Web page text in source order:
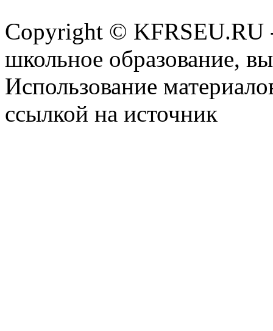
Copyright © KFRSEU.RU
школьное образование,
Использование
ссылкой на источник